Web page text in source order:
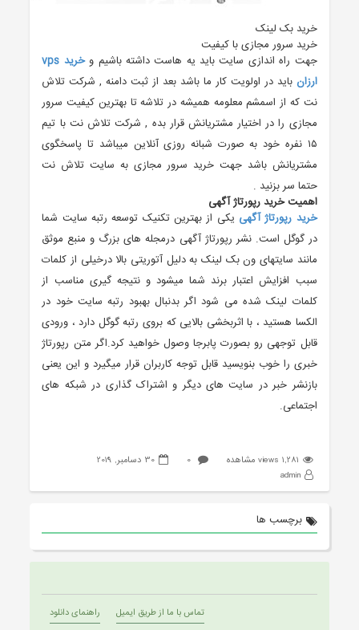
خرید بک لینک
خرید سرور مجازی با کیفیت
جهت راه اندازی سایت باید یه هاست داشته باشیم و
خرید vps
ارزان باید در اولویت کار ما باشد بعد از ثبت دامنه , شرکت تلاش
نت که از اسمشم معلومه همیشه در تلاشه تا بهترین کیفیت سرور
مجازی را در اختیار مشتریانش قرار بده , شرکت تلاش نت با تیم
۱۵ نفره خود به صورت شبانه روزی آنلاین میباشد تا پاسخگوی
مشتریانش باشد جهت خرید سرور مجازی به سایت تلاش نت
حتما سر بزنید .
اهمیت خرید رپورتاژ آگهی
خرید رپورتاژ آگهی یکی از بهترین تکنیک توسعه رتبه سایت شما
در گوگل است. نشر رپورتاژ آگهی درمجله های بزرگ و منبع موثق
مانند سایتهای ون بک لینک به دلیل آتوریتی بالا درخیلی از کلمات
سبب افزایش اعتبار برند شما میشود و نتیجه گیری مناسب از
کلمات لینک شده می شود اگر بدنبال بهبود رتبه سایت خود در
الکسا هستید ، با اثربخشی بالایی که بروی رتبه گوگل دارد ، ورودی
قابل توجهی رو بصورت پابرجا وصول خواهید کرد.اگر متن رپورتاژ
خبری را خوب بنویسید قابل توجه کاربران قرار میگیرد و این یعنی
بازنشر خبر در سایت های دیگر و اشتراک گذاری در شبکه های
اجتماعی.
1,281 views مشاهده 0
30 دسامبر, 2019
admin
برچسب ها
راهنمای دانلود تماس با ما از طریق ایمیل